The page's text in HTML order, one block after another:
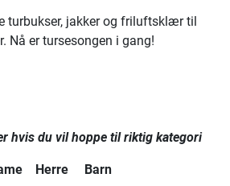
turbukser, jakker og friluftsklær til
Nå er tursesongen i gang!
hvis du vil hoppe til riktig kategori
Herre Barn